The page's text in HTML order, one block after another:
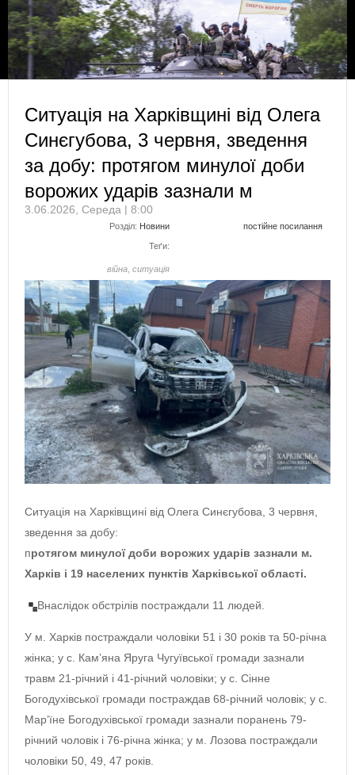
Ситуація на Харківщині від Олега
Синєгубова, 3 червня, зведення
за добу: протягом минулої доби
ворожих ударів зазнали м
3.06.2026, Середа | 8:00
Розділ: Новини постійне посилання
Теґи:
війна ситуація
Ситуація на Харківщині від Олега Синєгубова, 3 червня,
зведення за добу:
протягом минулої доби ворожих ударів зазнали м.
Харків і 19 населених пунктів Харківської області.
Внаслідок обстрілів постраждали 11 людей.
У м. Харків постраждали чоловіки 51 і 30 років та 50-річна
жінка; у с. Кам’яна Яруга Чугуївської громади зазнали
травм 21-річний і 41-річний чоловіки; у с. Сінне
Богодухівської громади постраждав 68-річний чоловік; у с.
Мар’їне Богодухівської громади зазнали поранень 79-
річний чоловік і 76-річна жінка; у м. Лозова постраждали
чоловіки 50, 49, 47 років.